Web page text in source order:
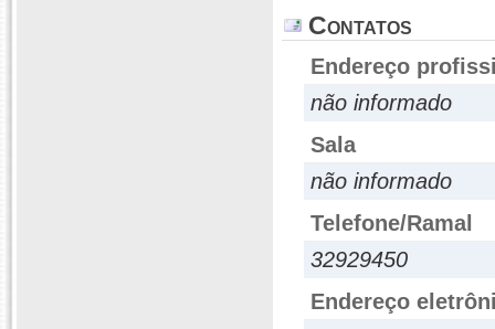
Contatos
Endereço
não informado
Sala
não informado
Telefone/Ramal
32929450
Endereço